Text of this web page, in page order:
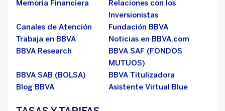
Memoria Financiera
Relaciones con los
Inversionistas
Canales de Atención
Fundación BBVA
Trabaja en BBVA
Noticias en BBVA.com
BBVA Research
BBVA SAF (FONDOS
MUTUOS)
BBVA SAB (BOLSA)
BBVA Titulizadora
Blog BBVA
Asistente Virtual Blue